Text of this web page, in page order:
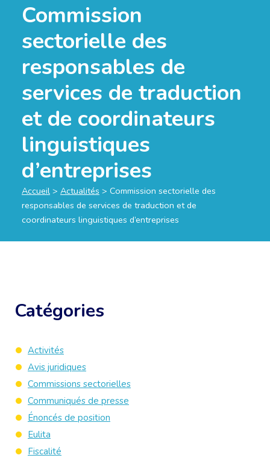
Commission
sectorielle des
responsables de
services de traduction
et de coordinateurs
linguistiques
d’entreprises
Accueil > Actualités > Commission sectorielle des
responsables de services de traduction et de
coordinateurs linguistiques d’entreprises
Catégories
Activités
Avis juridiques
Commissions sectorielles
Communiqués de presse
Énoncés de position
Eulita
Fiscalité